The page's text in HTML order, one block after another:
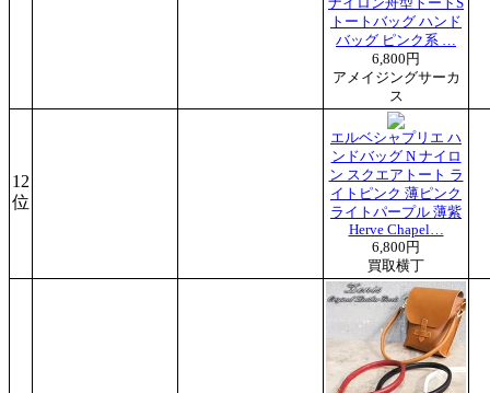
ナイロン舟型トートS
トートバッグ ハンド
バッグ ピンク系 …
6,800円
アメイジングサーカ
ス
12
位
エルベシャプリエ ハ
ンドバッグ N ナイロ
ン スクエアトート ラ
イトピンク 薄ピンク
ライトパープル 薄紫
Herve Chapel…
6,800円
買取横丁